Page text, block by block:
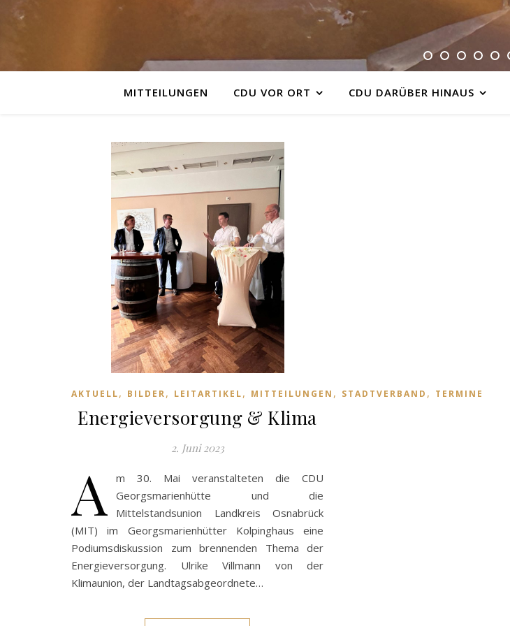
MITTEILUNGEN CDU VOR ORT CDU DARÜBER HINAUS
AKTUELL, BILDER, LEITARTIKEL, MITTEILUNGEN , STADTVERBAND , TERMINE
Energieversorgung & Klima
2. Juni 2023
A
m 30. Mai veranstalteten die CDU
Georgsmarienhütte und die
Mittelstandsunion Landkreis Osnabrück
(MIT) im Georgsmarienhütter Kolpinghaus eine
Podiumsdiskussion zum brennenden Thema der
Energieversorgung. Ulrike Villmann von der
Klimaunion, der Landtagsabgeordnete…